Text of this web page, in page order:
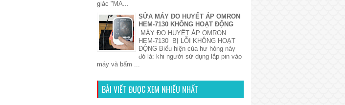
giác "MA...
SỬA MÁY ĐO HUYẾT ÁP OMRON
HEM-7130 KHÔNG HOẠT ĐỘNG
MÁY ĐO HUYẾT ÁP OMRON
HEM-7130 BỊ LỖI KHÔNG HOẠT
ĐỘNG Biểu hiện của hư hỏng này
đó là: khi người sử dụng lắp pin vào
máy và bấm ...
BÀI VIẾT ĐƯỢC XEM NHIỀU NHẤT